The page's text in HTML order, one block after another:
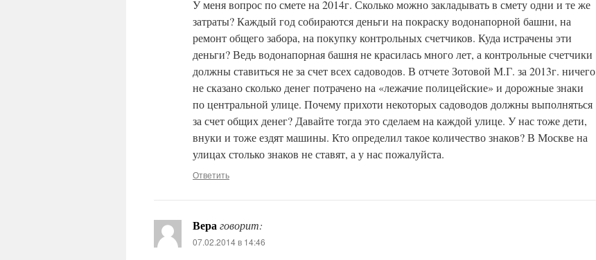
У меня вопрос по смете на 2014г. Сколько можно закладывать в смету одни и те же
затраты? Каждый год собираются деньги на покраску водонапорной башни, на
ремонт общего забора, на покупку контрольных счетчиков. Куда истрачены эти
деньги? Ведь водонапорная башня не красилась много лет, а контрольные счетчики
должны ставиться не за счет всех садоводов. В отчете Зотовой М.Г. за 2013г. ничего
не сказано сколько денег потрачено на «лежачие полицейские» и дорожные знаки
по центральной улице. Почему прихоти некоторых садоводов должны выполняться
за счет общих денег? Давайте тогда это сделаем на каждой улице. У нас тоже дети,
внуки и тоже ездят машины. Кто определил такое количество знаков? В Москве на
улицах столько знаков не ставят, а у нас пожалуйста.
Ответить
Вераговорит:
07.02.2014 в 14:46